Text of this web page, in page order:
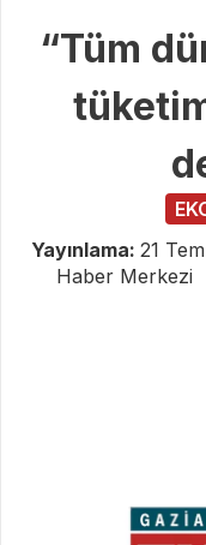
“Tüm
Yayınlama: 21
Haber Merkezi